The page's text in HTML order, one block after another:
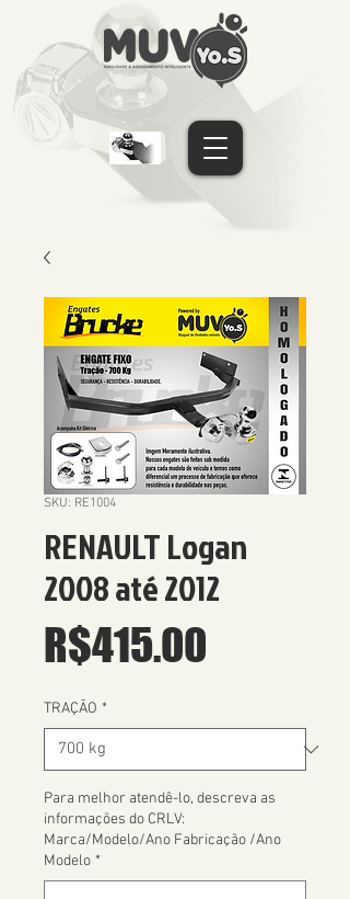
SKU: RE1004
RENAULT Logan
2008 até 2012
R$415.00
TRAÇÃO *
Para melhor atendê-lo, descreva as
informações do CRLV:
Marca/Modelo/Ano Fabricação /Ano
Modelo *